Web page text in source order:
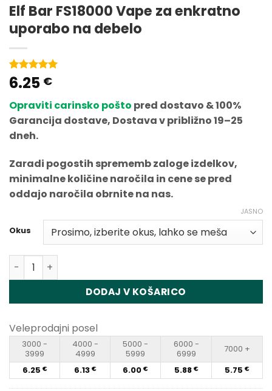
Elf Bar FS18000 Vape za enkratno
uporabo na debelo
Ocenjeno5
od 5 na
ocene
1
strank
6.25 €
Opraviti carinsko pošto pred dostavo & 100%
Garancija dostave, Dostava v približno 19–25
dneh.
Zaradi pogostih sprememb zaloge izdelkov,
minimalne količine naročila in cene se pred
oddajo naročila obrnite na nas.
Okus
JASNO
Količina Elf Bar FS18000 Disposable Vape Wholesale
DODAJ V KOŠARICO
Veleprodajni posel
3000 -
3999
4000 -
4999
5000 -
5999
6000 -
6999
7000 +
6.25 € 6.13 € 6.00 € 5.88 € 5.75 €